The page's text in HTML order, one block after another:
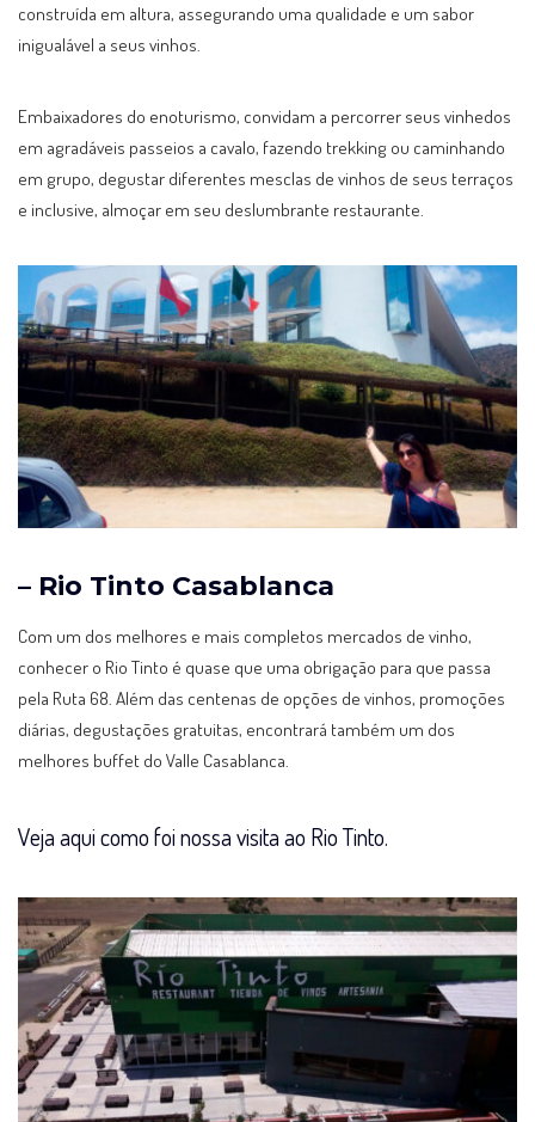
construída em altura, assegurando uma qualidade e um sabor
inigualável a seus vinhos.
Embaixadores do enoturismo, convidam a percorrer seus vinhedos
em agradáveis passeios a cavalo, fazendo trekking ou caminhando
em grupo, degustar diferentes mesclas de vinhos de seus terraços
e inclusive, almoçar em seu deslumbrante restaurante.
– Rio Tinto Casablanca
Com um dos melhores e mais completos mercados de vinho,
conhecer o Rio Tinto é quase que uma obrigação para que passa
pela Ruta 68. Além das centenas de opções de vinhos, promoções
diárias, degustações gratuitas, encontrará também um dos
melhores buffet do Valle Casablanca.
Veja aqui como foi nossa visita ao Rio Tinto.